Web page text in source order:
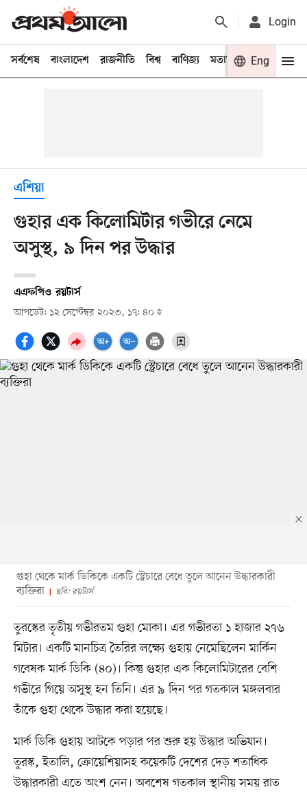
Login
সর্বশেষ বাংলাদেশ রাজনীতি বিশ্ব বাণিজ্য মতামত খেলা
Eng
এশিয়া
গুহার এক কিলোমিটার গভীরে নেমে
অসুস্থ, ৯ দিন পর উদ্ধার
এএফপিও রয়টার্স
আপডেট: ১২ সেপ্টেম্বর ২০২৩, ১৭: ৪০
গুহা থেকে মার্ক ডিকিকে একটি স্ট্রেচারে বেধে তুলে আনেন উদ্ধারকারী
ব্যক্তিরা
ছবি: রয়টার্স
তুরস্কের তৃতীয় গভীরতম গুহা মোকা। এর গভীরতা ১ হাজার ২৭৬
মিটার। একটি মানচিত্র তৈরির লক্ষ্যে গুহায় নেমেছিলেন মার্কিন
গবেষক মার্ক ডিকি (৪০)। কিন্তু গুহার এক কিলোমিটারের বেশি
গভীরে গিয়ে অসুস্থ হন তিনি। এর ৯ দিন পর গতকাল মঙ্গলবার
তাঁকে গুহা থেকে উদ্ধার করা হয়েছে।
মার্ক ডিকি গুহায় আটকে পড়ার পর শুরু হয় উদ্ধার অভিযান।
তুরস্ক, ইতালি, ক্রোয়েশিয়াসহ কয়েকটি দেশের দেড় শতাধিক
উদ্ধারকারী এতে অংশ নেন। অবশেষ গতকাল স্থানীয় সময় রাত